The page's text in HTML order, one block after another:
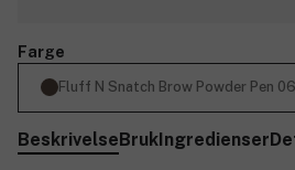
Farge
Fluff N Snatch Brow Powder Pen
BeskrivelseBrukIngredienser